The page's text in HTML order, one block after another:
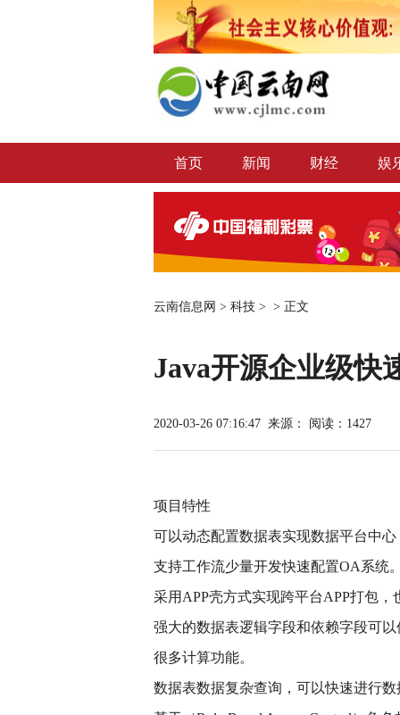
首页 新闻 财经 娱
云南信息网 > 科技 > > 正文
Java开源企业级快
2020-03-26 07:16:47 来源： 阅读：1427
项目特性
可以动态配置数据表实现数据平台中心
支持工作流少量开发快速配置OA系统。
采用APP壳方式实现跨平台APP打包，
强大的数据表逻辑字段和依赖字段可
很多计算功能。
数据表数据复杂查询，可以快速进行数